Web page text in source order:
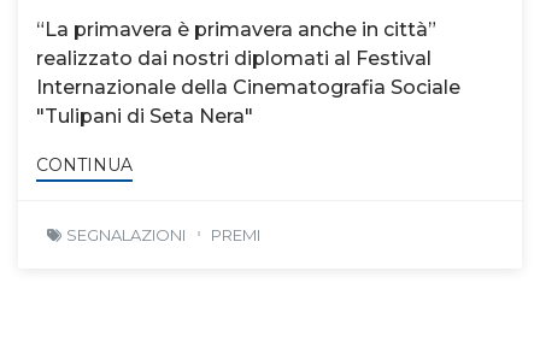
“La primavera è primavera anche in città”
realizzato dai nostri diplomati al Festival
Internazionale della Cinematografia Sociale
"Tulipani di Seta Nera"
CONTINUA
SEGNALAZIONI PREMI